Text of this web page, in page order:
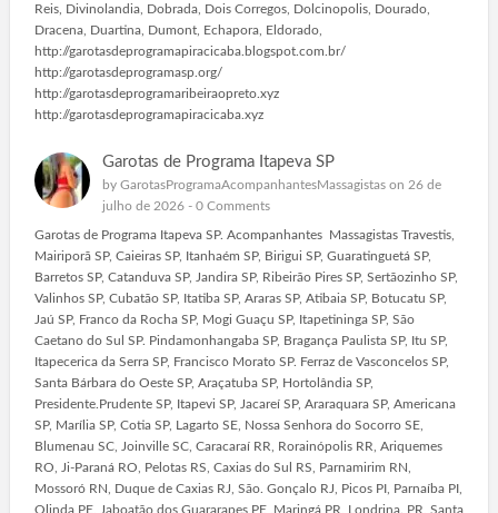
Reis, Divinolandia, Dobrada, Dois Corregos, Dolcinopolis, Dourado,
Dracena, Duartina, Dumont, Echapora, Eldorado,
http://garotasdeprogramapiracicaba.blogspot.com.br/
http://garotasdeprogramasp.org/
http://garotasdeprogramaribeiraopreto.xyz
http://garotasdeprogramapiracicaba.xyz
Garotas de Programa Itapeva SP
by GarotasProgramaAcompanhantesMassagistason 26 de
julho de 2026 - 0 Comments
Garotas de Programa Itapeva SP. Acompanhantes Massagistas Travestis,
Mairiporã SP, Caieiras SP, Itanhaém SP, Birigui SP, Guaratinguetá SP,
Barretos SP, Catanduva SP, Jandira SP, Ribeirão Pires SP, Sertãozinho SP,
Valinhos SP, Cubatão SP, Itatiba SP, Araras SP, Atibaia SP, Botucatu SP,
Jaú SP, Franco da Rocha SP, Mogi Guaçu SP, Itapetininga SP, São
Caetano do Sul SP. Pindamonhangaba SP, Bragança Paulista SP, Itu SP,
Itapecerica da Serra SP, Francisco Morato SP. Ferraz de Vasconcelos SP,
Santa Bárbara do Oeste SP, Araçatuba SP, Hortolândia SP,
Presidente.Prudente SP, Itapevi SP, Jacareí SP, Araraquara SP, Americana
SP, Marília SP, Cotia SP, Lagarto SE, Nossa Senhora do Socorro SE,
Blumenau SC, Joinville SC, Caracaraí RR, Rorainópolis RR, Ariquemes
RO, Ji-Paraná RO, Pelotas RS, Caxias do Sul RS, Parnamirim RN,
Mossoró RN, Duque de Caxias RJ, São. Gonçalo RJ, Picos PI, Parnaíba PI,
Olinda PE, Jaboatão dos Guararapes PE ,Maringá PR, Londrina. PR, Santa